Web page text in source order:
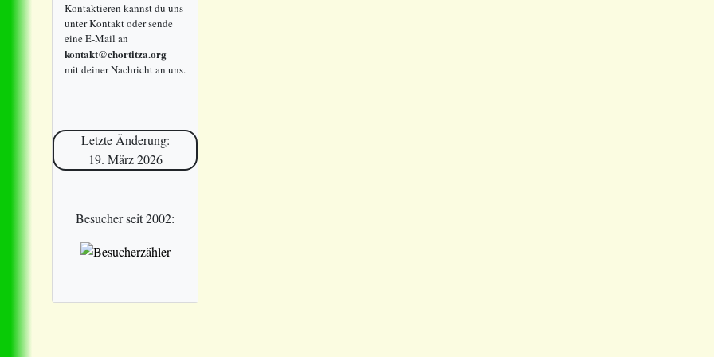
Kontaktieren kannst du uns
unter Kontakt oder sende
eine E-Mail an
kontakt@chortitza.org
mit deiner Nachricht an uns.
Letzte Änderung:
19. März 2026
Besucher seit 2002: